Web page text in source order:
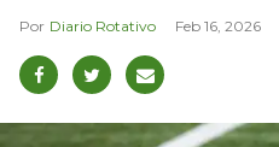
Diario Rotativo Feb 16, 2026